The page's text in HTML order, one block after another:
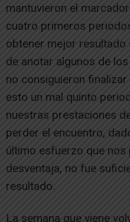
mantuvieron el
cuatro primeros
obtener mejor resultado
de anotar algunos de
no consiguieron
esto un mal quinto
nuestras prestaciones
perder el encuentro,
último esfuerzo que
desventaja, no fue
resultado.
La semana que viene